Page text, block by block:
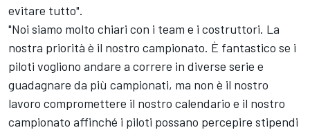
evitare tutto".
"Noi siamo molto chiari con i team e i costruttori. La
nostra priorità è il nostro campionato. È fantastico se i
piloti vogliono andare a correre in diverse serie e
guadagnare da più campionati, ma non è il nostro
lavoro compromettere il nostro calendario e il nostro
campionato affinché i piloti possano percepire stipendi